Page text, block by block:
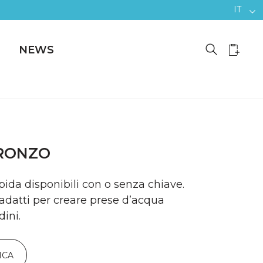
IT
NEWS
disponibili con o senza chiave.
per creare prese d’acqua